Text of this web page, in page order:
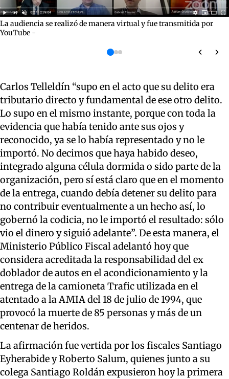
La audiencia se realizó de manera virtual y fue transmitida por
YouTube -
Carlos Telleldín “supo en el acto que su delito era
tributario directo y fundamental de ese otro delito.
Lo supo en el mismo instante, porque con toda la
evidencia que había tenido ante sus ojos y
reconocido, ya se lo había representado y no le
importó. No decimos que haya habido deseo,
integrado alguna célula dormida o sido parte de la
organización, pero sí está claro que en el momento
de la entrega, cuando debía detener su delito para
no contribuir eventualmente a un hecho así, lo
gobernó la codicia, no le importó el resultado: sólo
vio el dinero y siguió adelante”. De esta manera, el
Ministerio Público Fiscal adelantó hoy que
considera acreditada la responsabilidad del ex
doblador de autos en el acondicionamiento y la
entrega de la camioneta Trafic utilizada en el
atentado a la AMIA del 18 de julio de 1994, que
provocó la muerte de 85 personas y más de un
centenar de heridos.
La afirmación fue vertida por los fiscales Santiago
Eyherabide y Roberto Salum, quienes junto a su
colega Santiago Roldán expusieron hoy la primera